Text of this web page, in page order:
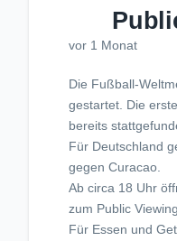
vor 1 Monat
Die Fußball-
gestartet. Die
bereits
Für Deutschland
gegen Curacao.
Ab circa 18 Uhr
zum Public
Für Essen und